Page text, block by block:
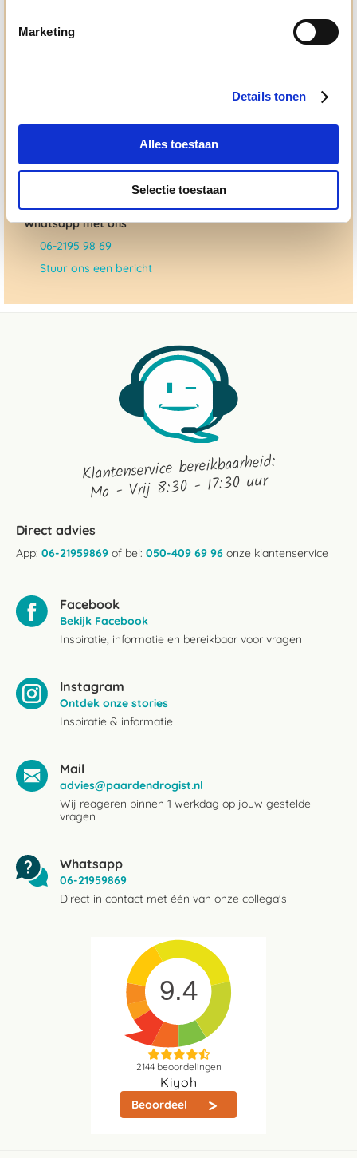
Marketing
Details tonen
Alles toestaan
Selectie toestaan
Jouw paard gezond houden en krijgen. Dat is waar we het
allemaal voor doen. Bij De Paardendrogist worden we
topkwaliteit, uitgebreide informatieverstrekking en
beloven en rusten pas als jij tevreden bent; dat menen we en
Whatsapp met ons
06-2195 98 69
Stuur ons een bericht
Klantenservice bereikbaarheid:
Ma - Vrij 8:30 - 17:30 uur
Direct advies
App: 06-21959869 of bel: 050-409 69 96 onze klantenservice
Facebook
Bekijk Facebook
Inspiratie, informatie en bereikbaar voor vragen
Instagram
Ontdek onze stories
Inspiratie & informatie
Mail
advies@paardendrogist.nl
Wij reageren binnen 1 werkdag op jouw gestelde
vragen
Whatsapp
06-21959869
Direct in contact met één van onze collega's
9.4
2144beoordelingen
Kiyoh
Beoordeel